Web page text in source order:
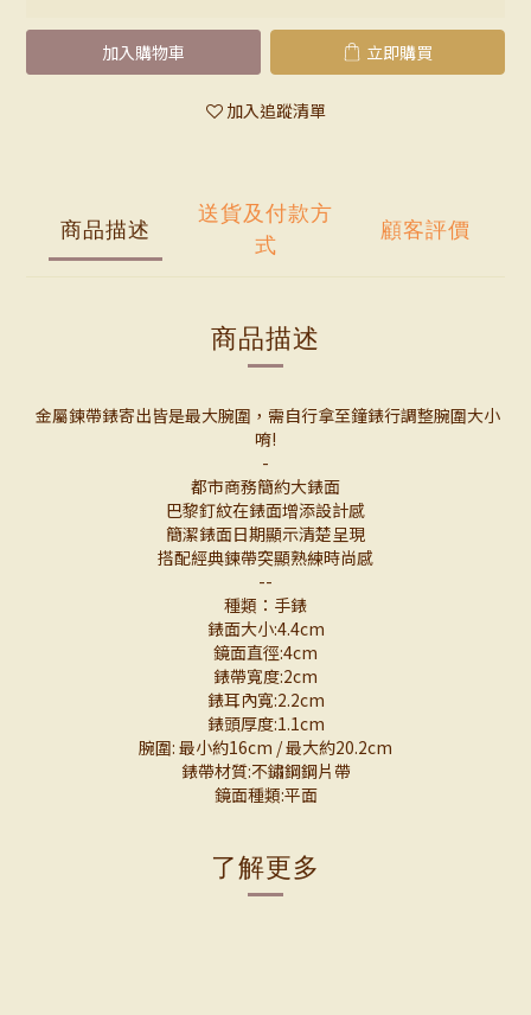
加入購物車 立即購買
加入追蹤清單
商品描述
送貨及付款方
式
顧客評價
商品描述
金屬鍊帶錶寄出皆是最大腕圍，需自行拿至鐘錶行調整腕圍大小
唷!
-
都市商務簡約大錶面
巴黎釘紋在錶面增添設計感
簡潔錶面日期顯示清楚呈現
搭配經典鍊帶突顯熟練時尚感
--
種類：手錶
錶面大小:4.4cm
鏡面直徑:4cm
錶帶寬度:2cm
錶耳內寬:2.2cm
錶頭厚度:1.1cm
腕圍: 最小約16cm / 最大約20.2cm
錶帶材質:不鏽鋼鋼片帶
鏡面種類:平面
了解更多